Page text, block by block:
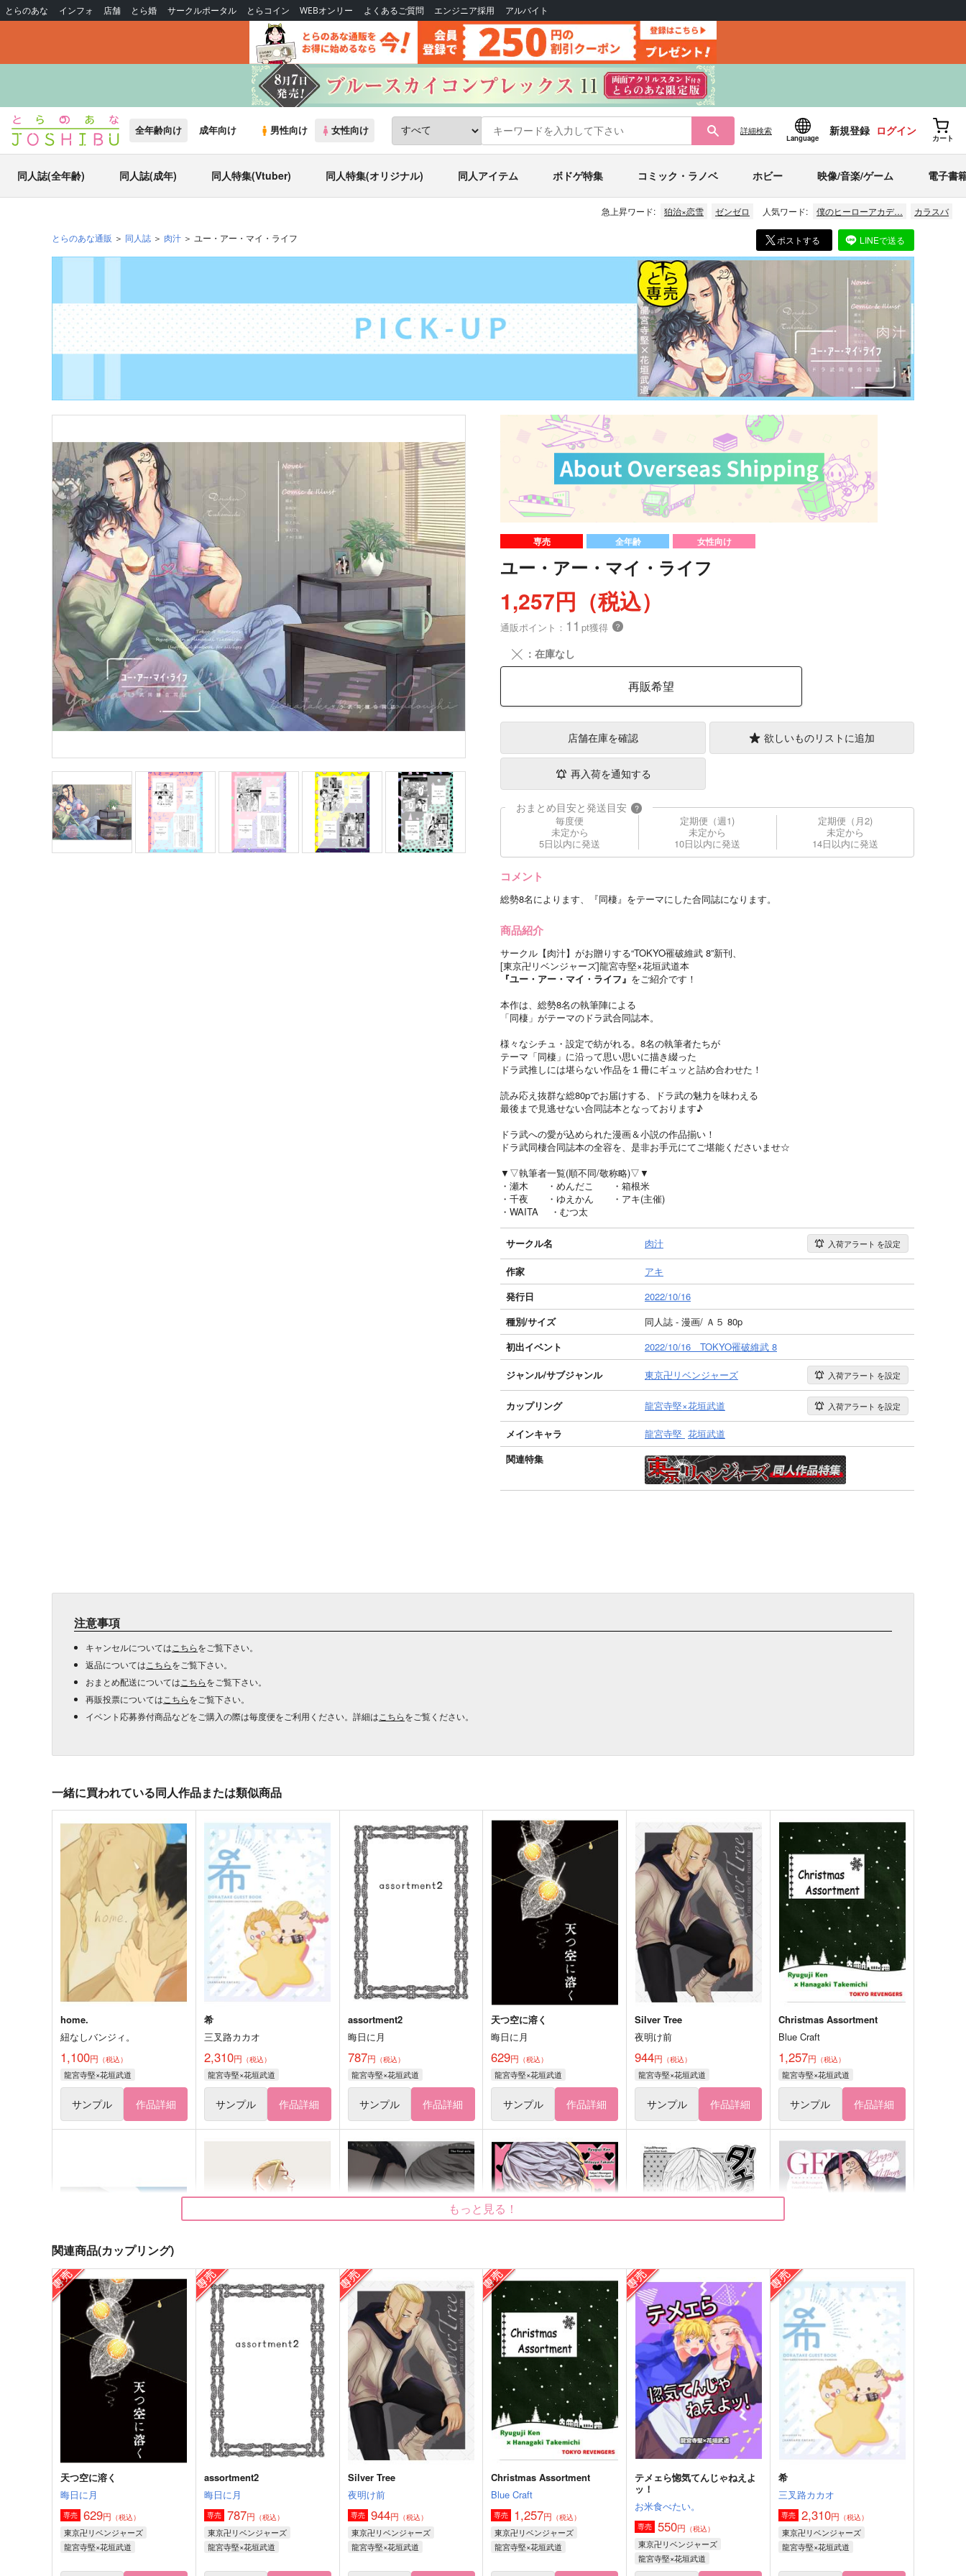
とらのあな インフォ 店舗 とら婚 サークルポータル とらコイン WEBオンリー よくあるご質問 エンジニア採用 アルバイト
全年齢向け 成年向け 男性向け 女性向け 詳細検索
Language
新規登録 ログイン
カート
同人誌(全年齢) 同人誌(成年) 同人特集(Vtuber) 同人特集(オリジナル) 同人アイテム ボドゲ特集 コミック・ラノベ ホビー 映像/音楽/ゲーム 電子書
急上昇ワード: 狛治×恋雪 ゼンゼロ 人気ワード: 僕のヒーローアカデ… カラスバ
とらのあな通販 同人誌 肉汁 ユー・アー・マイ・ライフ ポストする LINEで送る
専売 全年齢 女性向け
ユー・アー・マイ・ライフ
1,257円（税込）
通販ポイント： 11 pt獲得 ？
╳ ：在庫なし
再販希望
店舗在庫を確認 欲しいものリストに追加
再入荷を通知する
おまとめ目安と発送目安 ?
毎度便
未定から
5日以内に発送
定期便（週1)
未定から
10日以内に発送
定期便（月2)
未定から
14日以内に発送
コメント
総勢8名によります、『同棲』をテーマにした合同誌になります。
商品紹介
サークル【肉汁】がお贈りする“TOKYO罹破維武 8”新刊、
[東京卍リベンジャーズ]龍宮寺堅×花垣武道本
『ユー・アー・マイ・ライフ』 をご紹介です！
本作は、総勢8名の執筆陣による
「同棲」がテーマのドラ武合同誌本。
様々なシチュ・設定で紡がれる。8名の執筆者たちが
テーマ「同棲」に沿って思い思いに描き綴った
ドラ武推しには堪らない作品を１冊にギュッと詰め合わせた！
読み応え抜群な総80pでお届けする、ドラ武の魅力を味わえる
最後まで見逃せない合同誌本となっております♪
ドラ武への愛が込められた漫画＆小説の作品揃い！
ドラ武同棲合同誌本の全容を、是非お手元にてご堪能くださいませ☆
▼▽執筆者一覧(順不同/敬称略)▽▼
・瀬木 ・めんだこ ・箱根米
・千夜 ・ゆえかん ・アキ(主催)
・WAITA ・むつ太
サークル名 肉汁 入荷アラート を設定
作家
アキ
発行日
2022/10/16
種別/サイズ
同人誌 - 漫画/ Ａ５ 80p
初出イベント
2022/10/16 TOKYO罹破維武 8
ジャンル/サブジャンル 東京卍リベンジャーズ 入荷アラート を設定
カップリング 龍宮寺堅×花垣武道 入荷アラート を設定
メインキャラ 龍宮寺堅 花垣武道
関連特集
注意事項
キャンセルについては こちらをご覧下さい。
返品については こちらをご覧下さい。
おまとめ配送については こちらをご覧下さい。
再販投票については こちらをご覧下さい。
イベント応募券付商品などをご購入の際は毎度便をご利用ください。詳細は こちらをご覧ください。
一緒に買われている同人作品または類似商品
home.
紐なしバンジィ。
1,100円 （税込）
龍宮寺堅×花垣武道
サンプル 作品詳細
希
三叉路カカオ
2,310円 （税込）
龍宮寺堅×花垣武道
サンプル 作品詳細
assortment2
晦日に月
787円 （税込）
龍宮寺堅×花垣武道
サンプル 作品詳細
天つ空に溶く
晦日に月
629円 （税込）
龍宮寺堅×花垣武道
サンプル 作品詳細
Silver Tree
夜明け前
944円 （税込）
龍宮寺堅×花垣武道
サンプル 作品詳細
Christmas Assortment
Blue Craft
1,257円 （税込）
龍宮寺堅×花垣武道
サンプル 作品詳細
雨の記憶ととなりの体温
ましまろまん
円（税込）
龍宮寺堅×花垣武道
作品詳細
君のとなり
一息
944円
龍宮寺堅＋花垣武道
サンプル 作品詳細
つまびく
本気
787円（税込）
龍宮寺堅×三ツ谷隆
サンプル 作品詳細
これはなんですか!?
本気
円 （税込）
龍宮寺堅×三ツ谷隆
サンプル 作品詳細
ダチはダメだろ
本気
472 （税込）
龍宮寺堅×三ツ谷隆
サンプル 作品詳細
GET (ME) DRUNK
Shave
円（税込）
龍宮寺堅×三ツ谷隆
サンプル 作品詳細
もっと見る！
関連商品(カップリング)
天つ空に溶く
晦日に月
専売 629円 （税込）
東京卍リベンジャーズ
龍宮寺堅×花垣武道
assortment2
晦日に月
専売 787円 （税込）
東京卍リベンジャーズ
龍宮寺堅×花垣武道
Silver Tree
夜明け前
専売 944円 （税込）
東京卍リベンジャーズ
龍宮寺堅×花垣武道
Christmas Assortment
Blue Craft
専売 1,257円 （税込）
東京卍リベンジャーズ
龍宮寺堅×花垣武道
テメェら惚気てんじゃねえよ
ッ！
お米食べたい。
専売 550円 （税込）
東京卍リベンジャーズ
龍宮寺堅×花垣武道
希
三叉路カカオ
専売 2,310円 （税込）
東京卍リベンジャーズ
龍宮寺堅×花垣武道